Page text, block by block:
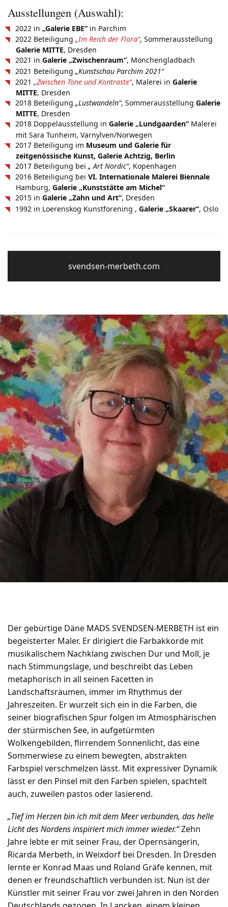
Ausstellungen (Auswahl):
2022 in „Galerie EBE“ in Parchim
2022 Beteiligung „Im Reich der Flora“, Sommerausstellung
Galerie MITTE, Dresden
2021 in Galerie „Zwischenraum“, Mönchengladbach
2021 Beteiligung „Kunstschau Parchim 2021“
2021 „Zwischen Töne und Kontraste“, Malerei in Galerie
MITTE, Dresden
2018 Beteiligung „Lustwandeln“, Sommerausstellung Galerie
MITTE, Dresden
2018 Doppelausstellung in Galerie „Lundgaarden“ Malerei
mit Sara Tunheim, Varnylven/Norwegen
2017 Beteiligung im Museum und Galerie für
zeitgenössische Kunst, Galerie Achtzig, Berlin
2017 Beteiligung bei „ Art Nordic“, Kopenhagen
2016 Beteiligung bei VI. Internationale Malerei Biennale
Hamburg, Galerie „Kunststätte am Michel“
2015 in Galerie „Zahn und Art“, Dresden
1992 in Loerenskog Kunstforening , Galerie „Skaarer“, Oslo
svendsen-merbeth.com
Der gebürtige Däne MADS SVENDSEN-MERBETH ist ein
begeisterter Maler. Er dirigiert die Farbakkorde mit
musikalischem Nachklang zwischen Dur und Moll, je
nach Stimmungslage, und beschreibt das Leben
metaphorisch in all seinen Facetten in
Landschaftsräumen, immer im Rhythmus der
Jahreszeiten. Er wurzelt sich ein in die Farben, die
seiner biografischen Spur folgen im Atmosphärischen
der stürmischen See, in aufgetürmten
Wolkengebilden, flirrendem Sonnenlicht, das eine
Sommerwiese zu einem bewegten, abstrakten
Farbspiel verschmelzen lässt. Mit expressiver Dynamik
lässt er den Pinsel mit den Farben spielen, spachtelt
auch, zuweilen pastos oder lasierend.
„Tief im Herzen bin ich mit dem Meer verbunden, das helle
Licht des Nordens inspiriert mich immer wieder.“Zehn
Jahre lebte er mit seiner Frau, der Opernsängerin,
Ricarda Merbeth, in Weixdorf bei Dresden. In Dresden
lernte er Konrad Maas und Roland Gräfe kennen, mit
denen er freundschaftlich verbunden ist. Nun ist der
Künstler mit seiner Frau vor zwei Jahren in den Norden